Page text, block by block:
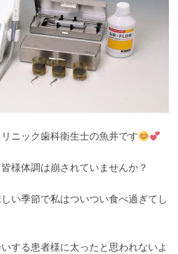
ニック歯科衛生士の魚井です
様体調は崩されていませんか？
い季節で私はついつい食べ過ぎてし
する患者様に太ったと思われないよ